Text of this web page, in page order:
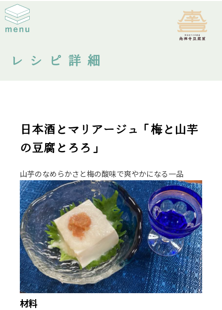
レシピ詳細
日本酒とマリアージュ「梅と山芋
の豆腐とろろ」
山芋のなめらかさと梅の酸味で爽やかになる一品
材料